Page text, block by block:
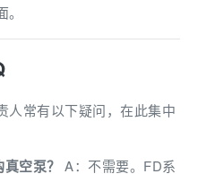
人常有以下疑问，在此集中
空泵？ A：不需要。FD系